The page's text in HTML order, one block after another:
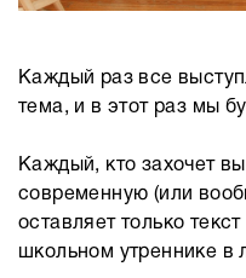
Каждый раз все
тема, и в этот раз мы
Каждый, кто захочет
современную (или
оставляет только
школьном утреннике в